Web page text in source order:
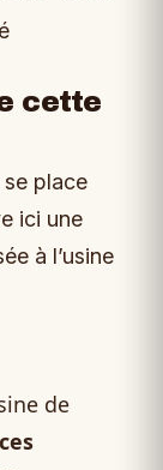
cette
place
ici une
à l’usine
de